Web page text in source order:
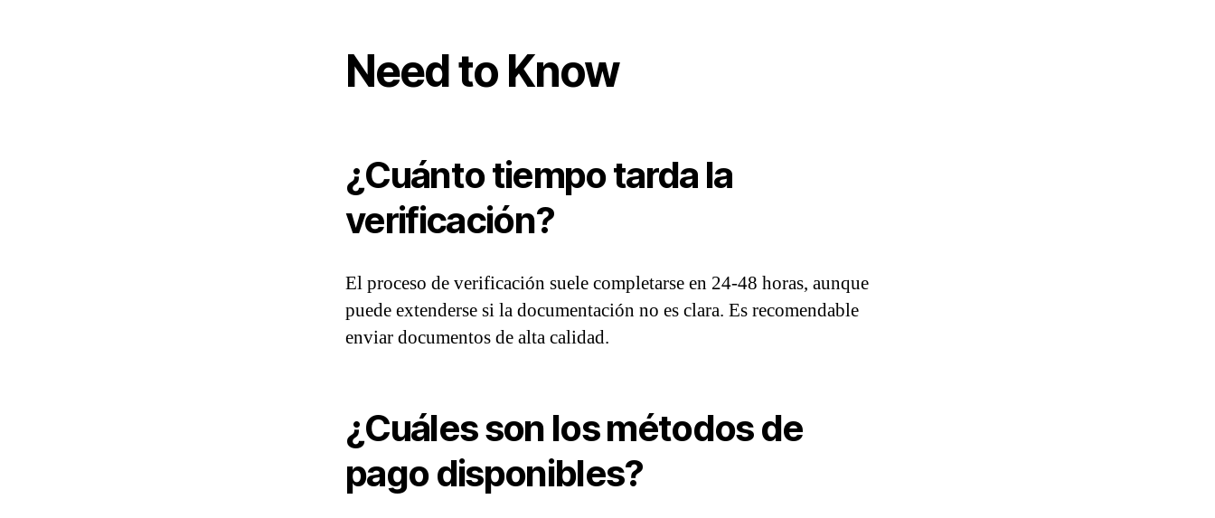
Need to Know
¿Cuánto tiempo tarda la
verificación?
El proceso de verificación suele completarse en 24-48 horas, aunque
puede extenderse si la documentación no es clara. Es recomendable
enviar documentos de alta calidad.
¿Cuáles son los métodos de
pago disponibles?